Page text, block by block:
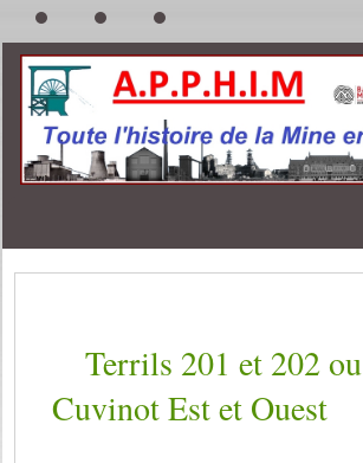
Terrils 201 et 202 ou
Cuvinot Est et Ouest